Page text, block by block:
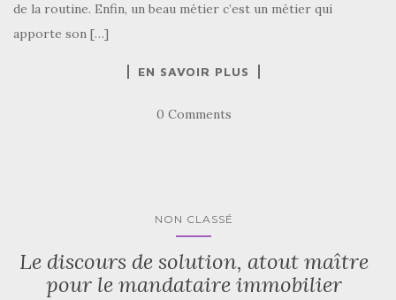
de la routine. Enfin, un beau métier c’est un métier qui
apporte son […]
EN SAVOIR PLUS
0 Comments
NON CLASSÉ
Le discours de solution, atout maître
pour le mandataire immobilier